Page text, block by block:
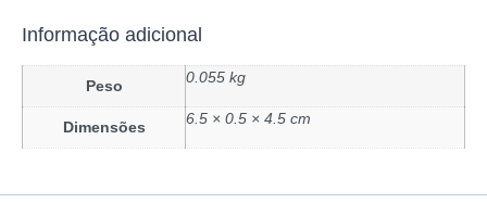
Informação adicional
Peso 0.055 kg
Dimensões 6.5 × 0.5 × 4.5 cm